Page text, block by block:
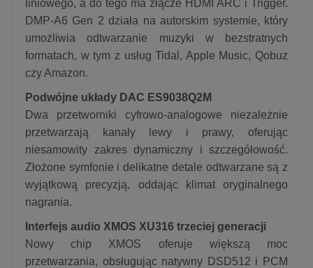
liniowego, a do tego ma złącze HDMI ARC i Trigger.
DMP-A6 Gen 2 działa na autorskim systemie, który
umożliwia odtwarzanie muzyki w bezstratnych
formatach, w tym z usług Tidal, Apple Music, Qobuz
czy Amazon.
Podwójne układy DAC ES9038Q2M
Dwa przetworniki cyfrowo-analogowe niezależnie
przetwarzają kanały lewy i prawy, oferując
niesamowity zakres dynamiczny i szczegółowość.
Złożone symfonie i delikatne detale odtwarzane są z
wyjątkową precyzją, oddając klimat oryginalnego
nagrania.
Interfejs audio XMOS XU316 trzeciej generacji
Nowy chip XMOS oferuje większą moc
przetwarzania, obsługując natywny DSD512 i PCM